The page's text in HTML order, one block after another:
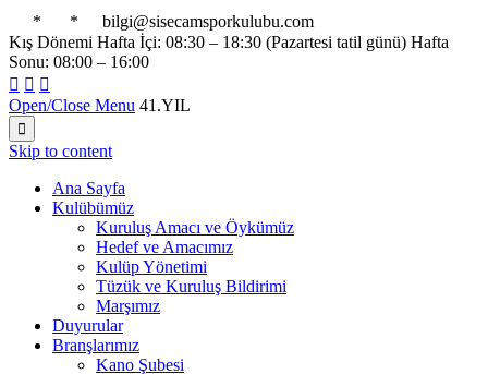
* *
bilgi@sisecamsporkulubu.com
Kış Dönemi Hafta İçi: 08:30 – 18:30 (Pazartesi tatil günü) Hafta
Sonu: 08:00 – 16:00
  
Open/Close Menu 41.YIL

Skip to content
Ana Sayfa
Kulübümüz
Kuruluş Amacı ve Öykümüz
Hedef ve Amacımız
Kulüp Yönetimi
Tüzük ve Kuruluş Bildirimi
Marşımız
Duyurular
Branşlarımız
Kano Şubesi